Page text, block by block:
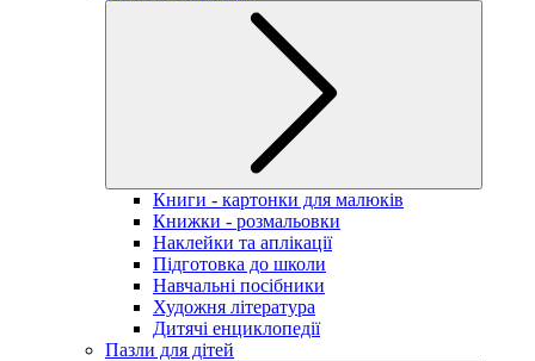
Книги - картонки для малюків
Книжки - розмальовки
Наклейки та аплікації
Підготовка до школи
Навчальні посібники
Художня література
Дитячі енциклопедії
Пазли для дітей